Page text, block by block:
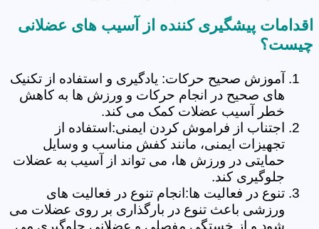
اقدامات پیشگیری کننده از آسیب های عضلانی
چیست؟
آموزش صحیح حرکات: یادگیری و استفاده از تکنیک
های صحیح در انجام حرکات و ورزش ها به کاهش
خطر آسیب عضلات کمک می کند.
اجتناب از فراموش کردن ایمنی:استفاده از
تجهیزات ایمنی، مانند کفش مناسب و وسایل
حمایتی در ورزش ها، می تواند از آسیب به عضلات
جلوگیری کند.
تنوع در فعالیت ها:انجام تنوع در فعالیت های
ورزشی باعث تنوع در بارگذاری بر روی عضلات می
شود و از خستگی مفصلی و عضلانی جلوگیری می